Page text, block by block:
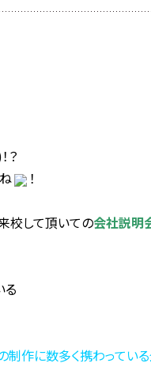
？
！
校して頂いての会社説明
る
制作に数多く携わってい